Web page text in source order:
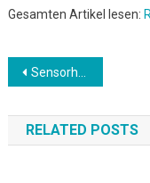
Gesamten Artikel lesen:
Beitrags-
Navigation
Sensorhersteller Sick steigert Ergebnis trotz Corona
RELATED POSTS